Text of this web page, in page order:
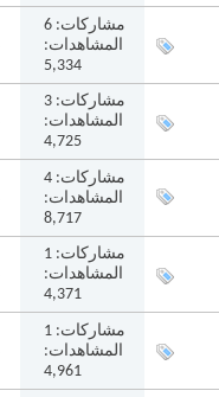
مشاركات: 6
المشاهدات:
5,334
مشاركات: 3
المشاهدات:
4,725
مشاركات: 4
المشاهدات:
8,717
مشاركات: 1
المشاهدات:
4,371
مشاركات: 1
المشاهدات:
4,961